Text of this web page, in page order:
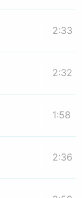
2:33
2:32
1:58
2:36